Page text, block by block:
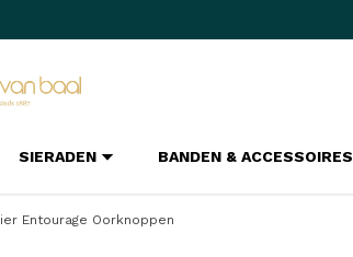
SIERADEN BANDEN & ACCESSOIRES
Entourage Oorknoppen